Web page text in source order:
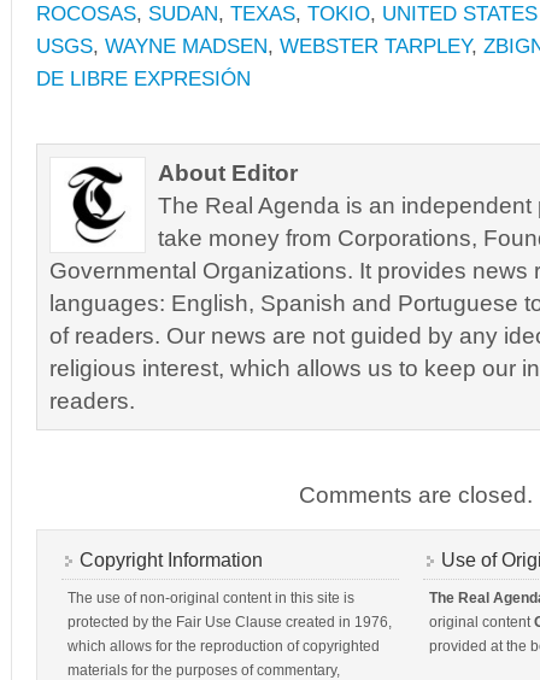
ROCOSAS, SUDAN, TEXAS, TOKIO, UNITED
USGS, WAYNE MADSEN, WEBSTER TARPLEY,
DE LIBRE EXPRESIÓN
About Editor
The Real Agenda is an
take money from Corporations,
Governmental Organizations. It provides news
languages: English, Spanish and Portuguese
of readers. Our news are not guided by any
religious interest, which allows us to keep our
readers.
Comments are closed.
Copyright Information
The use of non-original content in this site is
protected by the Fair Use Clause created in 1976,
which allows for the reproduction of copyrighted
materials for the purposes of commentary,
Use of
The Real
original content
provided at the